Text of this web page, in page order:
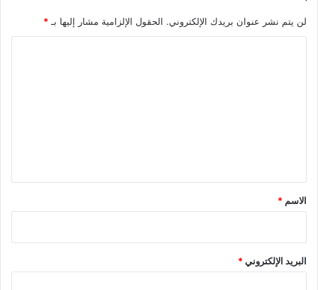
لن يتم نشر عنوان بريدك الإلكتروني. الحقول الإلزامية مشار إليها بـ *
*
الاسم *
البريد الإلكتروني*